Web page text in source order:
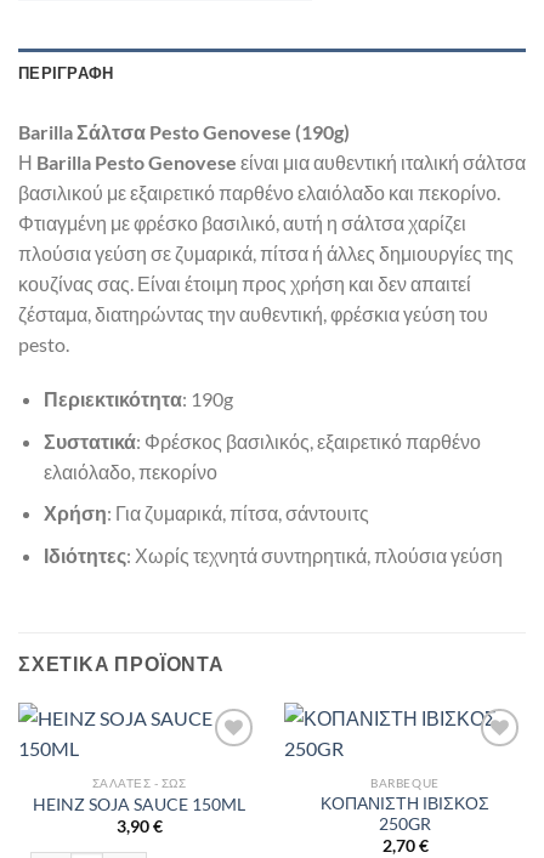
ΠΕΡΙΓΡΑΦΉ
Barilla Σάλτσα Pesto Genovese (190g)
Η Barilla Pesto Genovese είναι μια αυθεντική ιταλική σάλτσα
βασιλικού με εξαιρετικό παρθένο ελαιόλαδο και πεκορίνο.
Φτιαγμένη με φρέσκο βασιλικό, αυτή η σάλτσα χαρίζει
πλούσια γεύση σε ζυμαρικά, πίτσα ή άλλες δημιουργίες της
κουζίνας σας. Είναι έτοιμη προς χρήση και δεν απαιτεί
ζέσταμα, διατηρώντας την αυθεντική, φρέσκια γεύση του
pesto.
Περιεκτικότητα: 190g
Συστατικά: Φρέσκος βασιλικός, εξαιρετικό παρθένο
ελαιόλαδο, πεκορίνο
Χρήση: Για ζυμαρικά, πίτσα, σάντουιτς
Ιδιότητες: Χωρίς τεχνητά συντηρητικά, πλούσια γεύση
ΣΧΕΤΙΚΆ ΠΡΟΪΌΝΤΑ
ΣΑΛΆΤΕΣ - ΣΩΣ
HEINZ SOJA SAUCE 150ML
3,90€
BARBEQUE
ΚΟΠΑΝΙΣΤΗ ΙΒΙΣΚΟΣ
250GR
2,70€